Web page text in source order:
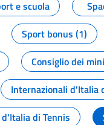
e scuola
Sport bonus (1)
Consiglio dei
Internazionali d'Italia
di Tennis